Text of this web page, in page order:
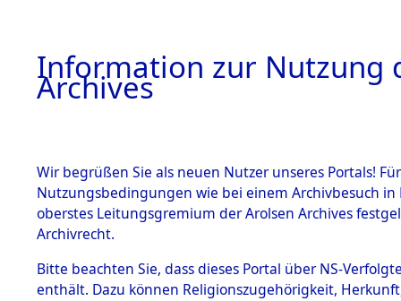
BESTÄNDE
Information zur Nutzung
Archives
Wir begrüßen Sie als neuen Nutzer unseres Portals!
Nutzungsbedingungen wie bei einem Archivbesuch
oberstes Leitungsgremium der Arolsen Archives
Archivrecht.
Bitte beachten Sie, dass dieses Portal über NS-
enthält. Dazu können Religionszugehörigkeit,